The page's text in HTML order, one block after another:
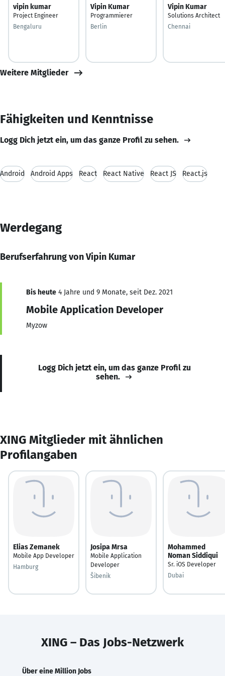
vipin kumar
Project Engineer
Bengaluru
Vipin Kumar
Programmierer
Berlin
Vipin Kumar
Solutions Architect
Chennai
Weitere Mitglieder
Fähigkeiten und Kenntnisse
Logg Dich jetzt ein, um das ganze Profil zu sehen.
Android Android Apps React React Native React JS React.js
Werdegang
Berufserfahrung von Vipin Kumar
Bis heute 4 Jahre und 9 Monate, seit Dez. 2021
Mobile Application Developer
Myzow
Logg Dich jetzt ein, um das ganze Profil zu
sehen.
XING Mitglieder mit ähnlichen
Profilangaben
Elias Zemanek
Mobile App Developer
Hamburg
Josipa Mrsa
Mobile Application
Developer
Šibenik
Mohammed
Noman Siddiqui
Sr. iOS Developer
Dubai
XING – Das Jobs-Netzwerk
Über eine Million Jobs